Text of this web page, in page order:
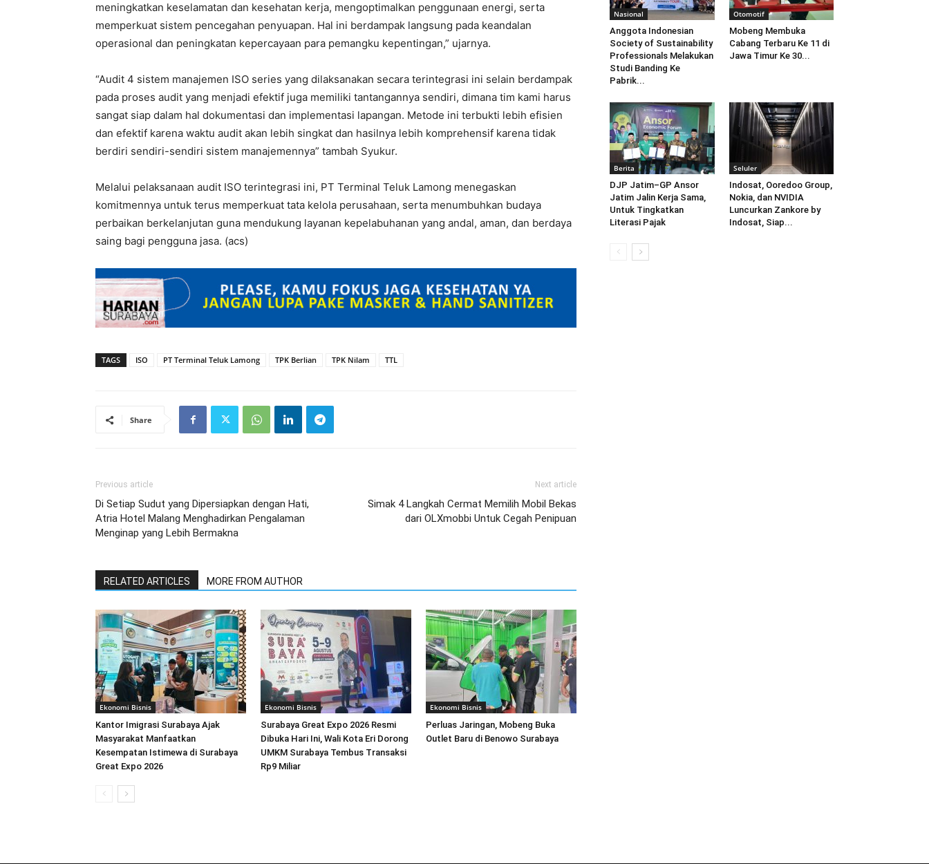
meningkatkan keselamatan dan kesehatan kerja, mengoptimalkan penggunaan energi, serta
memperkuat sistem pencegahan penyuapan. Hal ini berdampak langsung pada keandalan
operasional dan peningkatan kepercayaan para pemangku kepentingan,” ujarnya.
“Audit 4 sistem manajemen ISO series yang dilaksanakan secara terintegrasi ini selain berdampak
pada proses audit yang menjadi efektif juga memiliki tantangannya sendiri, dimana tim kami harus
sangat siap dalam hal dokumentasi dan implementasi lapangan. Metode ini terbukti lebih efisien
dan efektif karena waktu audit akan lebih singkat dan hasilnya lebih komprehensif karena tidak
berdiri sendiri-sendiri sistem manajemennya” tambah Syukur.
Melalui pelaksanaan audit ISO terintegrasi ini, PT Terminal Teluk Lamong menegaskan
komitmennya untuk terus memperkuat tata kelola perusahaan, serta menumbuhkan budaya
perbaikan berkelanjutan guna mendukung layanan kepelabuhanan yang andal, aman, dan berdaya
saing bagi pengguna jasa. (acs)
TAGS ISO PT Terminal Teluk Lamong TPK Berlian TPK Nilam TTL
Share
Previous article
Di Setiap Sudut yang Dipersiapkan dengan Hati,
Atria Hotel Malang Menghadirkan Pengalaman
Menginap yang Lebih Bermakna
Next article
Simak 4 Langkah Cermat Memilih Mobil Bekas
dari OLXmobbi Untuk Cegah Penipuan
RELATED ARTICLES MORE FROM AUTHOR
Ekonomi Bisnis
Kantor Imigrasi Surabaya Ajak
Masyarakat Manfaatkan
Kesempatan Istimewa di Surabaya
Great Expo 2026
Ekonomi Bisnis
Surabaya Great Expo 2026 Resmi
Dibuka Hari Ini, Wali Kota Eri Dorong
UMKM Surabaya Tembus Transaksi
Rp9 Miliar
Ekonomi Bisnis
Perluas Jaringan, Mobeng Buka
Outlet Baru di Benowo Surabaya
Nasional
Anggota Indonesian
Society of Sustainability
Professionals Melakukan
Studi Banding Ke
Pabrik...
Otomotif
Mobeng Membuka
Cabang Terbaru Ke 11 di
Jawa Timur Ke 30...
Berita
DJP Jatim–GP Ansor
Jatim Jalin Kerja Sama,
Untuk Tingkatkan
Literasi Pajak
Seluler
Indosat, Ooredoo Group,
Nokia, dan NVIDIA
Luncurkan Zankore by
Indosat, Siap...